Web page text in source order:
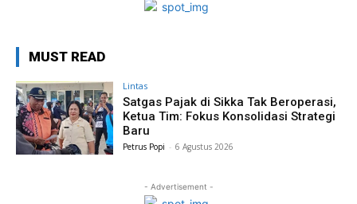
MUST READ
Lintas
Satgas Pajak di Sikka Tak Beroperasi,
Ketua Tim: Fokus Konsolidasi Strategi
Baru
Petrus Popi - 6 Agustus 2026
- Advertisement -